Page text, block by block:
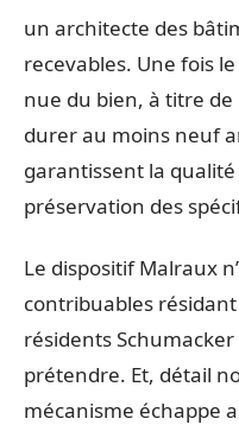
un architecte des
recevables. Une fois
nue du bien, à titre
durer au moins neuf
garantissent la
préservation des
Le dispositif Malraux
contribuables
résidents
prétendre. Et, détail
mécanisme échappe